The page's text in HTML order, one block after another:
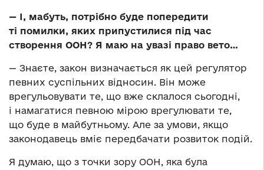
— І, мабуть, потрібно буде попередити
ті помилки, яких припустилися під час
створення ООН? Я маю на увазі право вето…
— Знаєте, закон визначається як цей регулятор
певних суспільних відносин. Він може
врегульовувати те, що вже склалося сьогодні,
і намагатися певною мірою врегулювати те,
що буде в майбутньому. Але за умови, якщо
законодавець вміє передбачати розвиток подій.
Я думаю, що з точки зору ООН, яка була